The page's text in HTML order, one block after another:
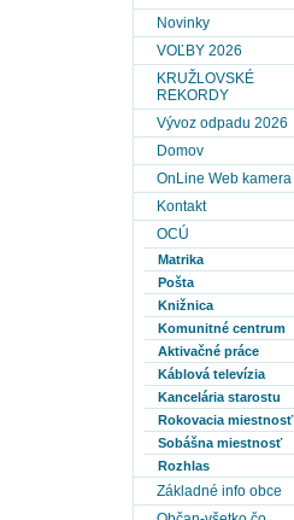
Novinky
VOĽBY 2026
KRUŽLOVSKÉ
REKORDY
Vývoz odpadu 2026
Domov
OnLine Web kamera
Kontakt
OCÚ
Matrika
Pošta
Knižnica
Komunitné centrum
Aktivačné práce
Káblová televízia
Kancelária starostu
Rokovacia miestnosť
Sobášna miestnosť
Rozhlas
Základné info obce